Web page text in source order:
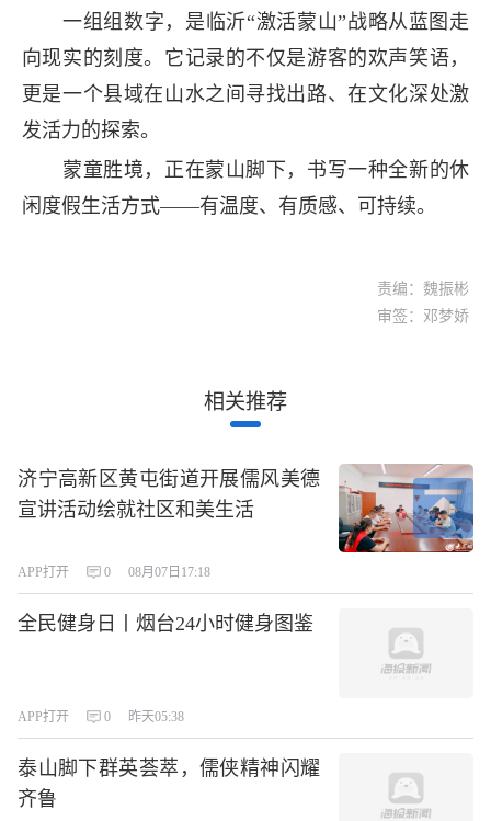
一组组数字，是临沂“激活蒙山”战略从蓝图走
向现实的刻度。它记录的不仅是游客的欢声笑语，
更是一个县域在山水之间寻找出路、在文化深处激
发活力的探索。
蒙童胜境，正在蒙山脚下，书写一种全新的休
闲度假生活方式——有温度、有质感、可持续。
责编：魏振彬
审签：邓梦娇
相关推荐
济宁高新区黄屯街道开展儒风美德
宣讲活动绘就社区和美生活
APP打开 0 08月07日17:18
全民健身日丨烟台24小时健身图鉴
APP打开 0 昨天05:38
泰山脚下群英荟萃，儒侠精神闪耀
齐鲁